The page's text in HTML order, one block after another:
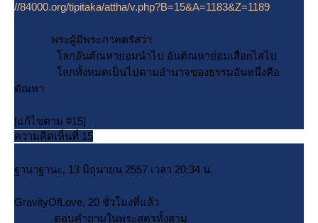
//84000.org/tipitaka/attha/v.php?B=15&A=1183&Z=1189
พระผู้มีพระภาคตรัสว่า
ลกอันตัณหาย่อมนำไป อันตัณหาย่อมเสือnไสไป
ลกทั้งหมดเป็นไปตามอำนาจของธรรมอันหนึ่งคือ
ตัณหา
[แก้ไขตาม #15]
ความคิดเห็นที่ 15
ฐานาฐานะ, 13 มิถุนายน 2557 เวลา 20:34 น.
GravityOfLove, 20 ชั่วโมงที่แล้ว
ตอบคำถามในพระสูตรทั้งสาม